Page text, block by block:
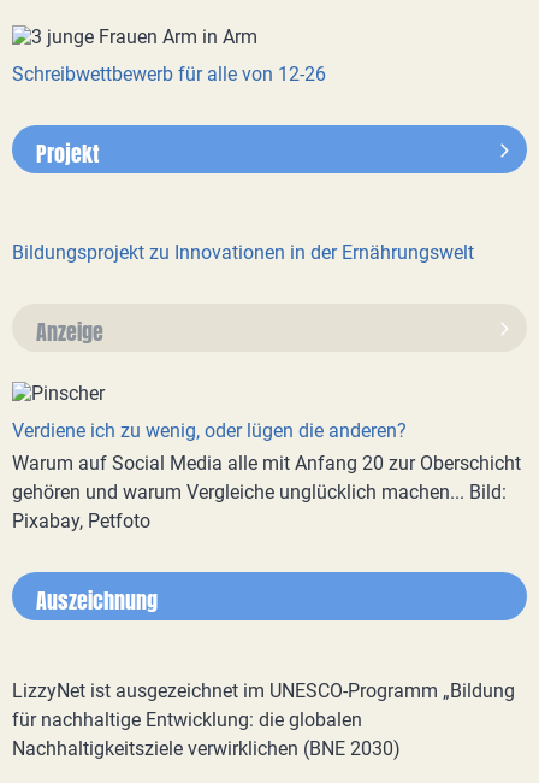
Schreibwettbewerb für alle von 12-26
Projekt
Bildungsprojekt zu Innovationen in der Ernährungswelt
Anzeige
Verdiene ich zu wenig, oder lügen die anderen?
Warum auf Social Media alle mit Anfang 20 zur Oberschicht
gehören und warum Vergleiche unglücklich machen... Bild:
Pixabay, Petfoto
Auszeichnung
LizzyNet ist ausgezeichnet im UNESCO-Programm „Bildung
für nachhaltige Entwicklung: die globalen
Nachhaltigkeitsziele verwirklichen (BNE 2030)